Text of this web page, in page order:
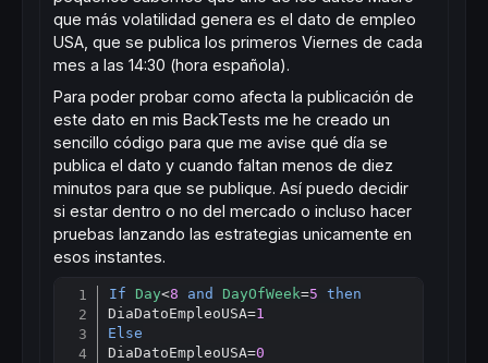
que más volatilidad genera es el dato de empleo
USA, que se publica los primeros Viernes de cada
mes a las 14:30 (hora española).
Para poder probar como afecta la publicación de
este dato en mis BackTests me he creado un
sencillo código para que me avise qué día se
publica el dato y cuando faltan menos de diez
minutos para que se publique. Así puedo decidir
si estar dentro o no del mercado o incluso hacer
pruebas lanzando las estrategias unicamente en
esos instantes.
If Day<8 and DayOfWeek=5
then
DiaDatoEmpleoUSA=1
Else
DiaDatoEmpleoUSA=0